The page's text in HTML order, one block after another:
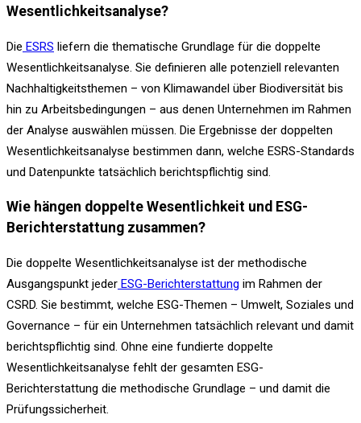
Wesentlichkeitsanalyse?
Die ESRS liefern die thematische Grundlage für die doppelte
Wesentlichkeitsanalyse. Sie definieren alle potenziell relevanten
Nachhaltigkeitsthemen – von Klimawandel über Biodiversität bis
hin zu Arbeitsbedingungen – aus denen Unternehmen im Rahmen
der Analyse auswählen müssen. Die Ergebnisse der doppelten
Wesentlichkeitsanalyse bestimmen dann, welche ESRS-Standards
und Datenpunkte tatsächlich berichtspflichtig sind.
Wie hängen doppelte Wesentlichkeit und ESG-
Berichterstattung zusammen?
Die doppelte Wesentlichkeitsanalyse ist der methodische
Ausgangspunkt jeder ESG-Berichterstattung im Rahmen der
CSRD. Sie bestimmt, welche ESG-Themen – Umwelt, Soziales und
Governance – für ein Unternehmen tatsächlich relevant und damit
berichtspflichtig sind. Ohne eine fundierte doppelte
Wesentlichkeitsanalyse fehlt der gesamten ESG-
Berichterstattung die methodische Grundlage – und damit die
Prüfungssicherheit.